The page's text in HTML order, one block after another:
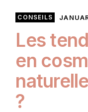
CONSEILS
Les
en
?